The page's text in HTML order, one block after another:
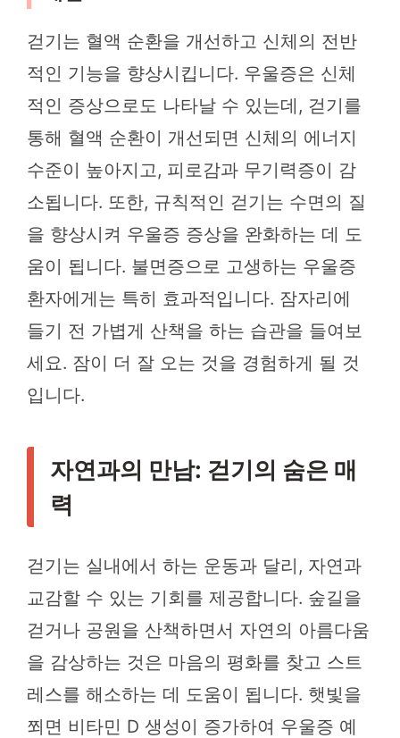
걷기는 혈액 순환을 개선하고 신체의 전반
적인 기능을 향상시킵니다. 우울증은 신체
적인 증상으로도 나타날 수 있는데, 걷기를
통해 혈액 순환이 개선되면 신체의 에너지
수준이 높아지고, 피로감과 무기력증이 감
소됩니다. 또한, 규칙적인 걷기는 수면의 질
을 향상시켜 우울증 증상을 완화하는 데 도
움이 됩니다. 불면증으로 고생하는 우울증
환자에게는 특히 효과적입니다. 잠자리에
들기 전 가볍게 산책을 하는 습관을 들여보
세요. 잠이 더 잘 오는 것을 경험하게 될 것
입니다.
자연과의 만남: 걷기의 숨은 매
력
걷기는 실내에서 하는 운동과 달리, 자연과
교감할 수 있는 기회를 제공합니다. 숲길을
걷거나 공원을 산책하면서 자연의 아름다움
을 감상하는 것은 마음의 평화를 찾고 스트
레스를 해소하는 데 도움이 됩니다. 햇빛을
쬐면 비타민 D 생성이 증가하여 우울증 예